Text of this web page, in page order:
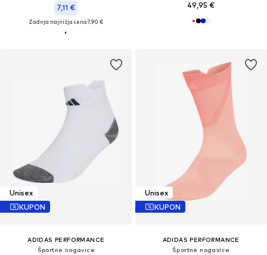
7,11 €
Zadnja najnižja cena7,90 €
49,95 €
Unisex
KUPON
ADIDAS PERFORMANCE
Športne nogavice
Unisex
KUPON
ADIDAS PERFORMANCE
Športne nogavice